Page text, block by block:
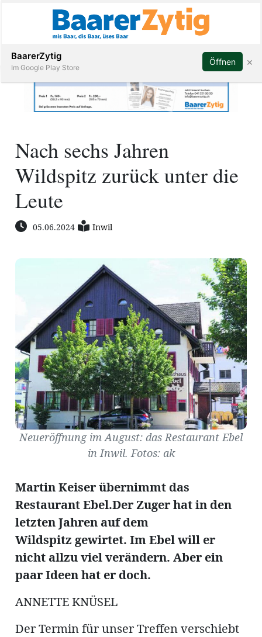
Veranstaltungen
Stellen
Paper
Amtliche
Mitteilungen
Baustellen
Abonnieren
Nach sechs Jahren
Wildspitz zurück unter die
Leute
05.06.2024 Inwil
Neueröffnung im August: das Restaurant Ebel
in Inwil. Fotos: ak
Martin Keiser übernimmt das
Restaurant Ebel.Der Zuger hat in den
letztenJahren auf dem
Wildspitz gewirtet. Im Ebel will er
nicht allzu viel verändern. Aber ein
paar Ideen hat er doch.
ANNETTE KNÜSEL
Der Termin für unser Treffen verschiebt
BaarerZytig
Im Google Play Store
Öffnen ×